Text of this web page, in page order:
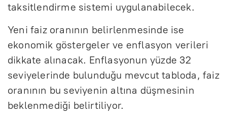
taksitlendirme sistemi uygulanabilecek.
Yeni faiz oranının belirlenmesinde ise
ekonomik göstergeler ve enflasyon verileri
dikkate alınacak. Enflasyonun yüzde 32
seviyelerinde bulunduğu mevcut tabloda, faiz
oranının bu seviyenin altına düşmesinin
beklenmediği belirtiliyor.